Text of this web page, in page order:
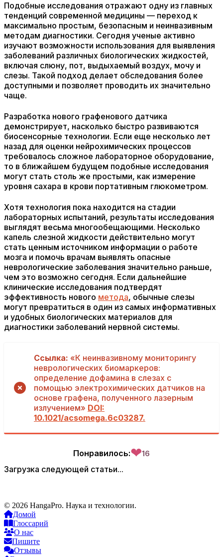
Подобные исследования отражают одну из главных
тенденций современной медицины — переход к
максимально простым, безопасным и неинвазивным
методам диагностики. Сегодня ученые активно
изучают возможности использования для выявления
заболеваний различных биологических жидкостей,
включая слюну, пот, выдыхаемый воздух, мочу и
слезы. Такой подход делает обследования более
доступными и позволяет проводить их значительно
чаще.
Разработка нового графенового датчика
демонстрирует, насколько быстро развиваются
биосенсорные технологии. Если еще несколько лет
назад для оценки нейрохимических процессов
требовалось сложное лабораторное оборудование,
то в ближайшем будущем подобные исследования
могут стать столь же простыми, как измерение
уровня сахара в крови портативным глюкометром.
Хотя технология пока находится на стадии
лабораторных испытаний, результаты исследования
выглядят весьма многообещающими. Несколько
капель слезной жидкости действительно могут
стать ценным источником информации о работе
мозга и помочь врачам выявлять опасные
неврологические заболевания значительно раньше,
чем это возможно сегодня. Если дальнейшие
клинические исследования подтвердят
эффективность нового метода, обычные слезы
могут превратиться в один из самых информативных
и удобных биологических материалов для
диагностики заболеваний нервной системы.
Ссылка: «К неинвазивному мониторингу
неврологических биомаркеров:
определение дофамина в слезах с
помощью электрохимических датчиков на
основе графена, полученного лазерным
излучением» DOI:
10.1021/acsomega.6c03287.
Понравилось:❤16
Загрузка следующей статьи...
© 2026 HangaPro. Наука и технологии.
Домой
Глоссарий
О нас
Пишите
Отзывы